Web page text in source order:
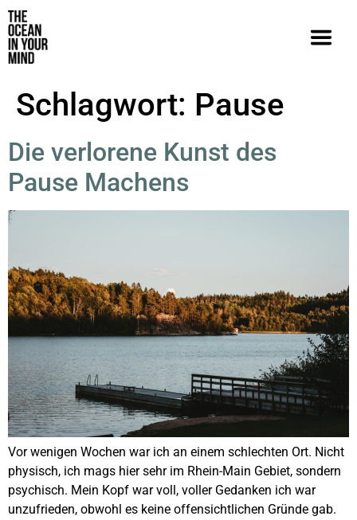
Schlagwort: Pause
Die verlorene Kunst des
Pause Machens
Vor wenigen Wochen war ich an einem schlechten Ort. Nicht
physisch, ich mags hier sehr im Rhein-Main Gebiet, sondern
psychisch. Mein Kopf war voll, voller Gedanken ich war
unzufrieden, obwohl es keine offensichtlichen Gründe gab.